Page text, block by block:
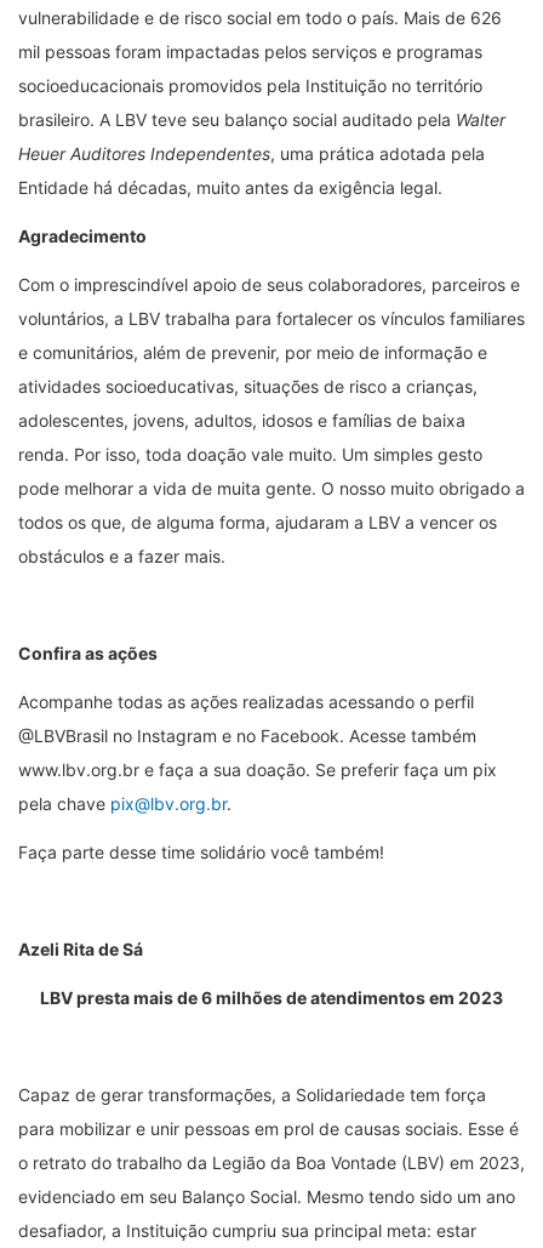
vulnerabilidade e de risco social em todo o país. Mais de 626
mil pessoas foram impactadas pelos serviços e programas
socioeducacionais promovidos pela Instituição no território
brasileiro. A LBV teve seu balanço social auditado pela Walter
Heuer Auditores Independentes, uma prática adotada pela
Entidade há décadas, muito antes da exigência legal.
Agradecimento
Com o imprescindível apoio de seus colaboradores, parceiros e
voluntários, a LBV trabalha para fortalecer os vínculos familiares
e comunitários, além de prevenir, por meio de informação e
atividades socioeducativas, situações de risco a crianças,
adolescentes, jovens, adultos, idosos e famílias de baixa
renda. Por isso, toda doação vale muito. Um simples gesto
pode melhorar a vida de muita gente. O nosso muito obrigado a
todos os que, de alguma forma, ajudaram a LBV a vencer os
obstáculos e a fazer mais.
Confira as ações
Acompanhe todas as ações realizadas acessando o perfil
@LBVBrasil no Instagram e no Facebook. Acesse também
www.lbv.org.br e faça a sua doação. Se preferir faça um pix
pela chave pix@lbv.org.br.
Faça parte desse time solidário você também!
Azeli Rita de Sá
LBV presta mais de 6 milhões de atendimentos em 2023
Capaz de gerar transformações, a Solidariedade tem força
para mobilizar e unir pessoas em prol de causas sociais. Esse é
o retrato do trabalho da Legião da Boa Vontade (LBV) em 2023,
evidenciado em seu Balanço Social. Mesmo tendo sido um ano
desafiador, a Instituição cumpriu sua principal meta: estar